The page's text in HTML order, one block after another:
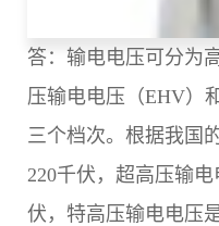
答：输电电压可分为
压输电电压（EHV）
三个档次。根据我国
220千伏，超高压输
伏，特高压输电电压